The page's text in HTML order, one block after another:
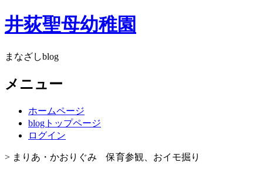
井荻聖母幼稚園
まなざしblog
メニュー
ホームページ
blogトップページ
ログイン
> まりあ・かおりぐみ 保育参観、おイモ掘り